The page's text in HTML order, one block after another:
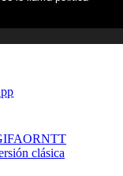
AORNTT
clásica